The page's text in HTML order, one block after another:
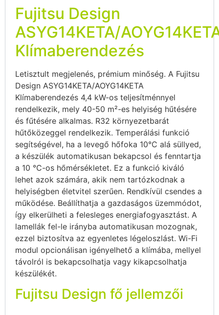
Fujitsu Design
ASYG14KETA/
Klímaberendezés
Letisztult megjelenés, prémium minőség. A Fujitsu
Design ASYG14KETA/AOYG14KETA
Klímaberendezés 4,4 kW-os teljesítménnyel
rendelkezik, mely 40-50 m²-es helyiség hűtésére
és fűtésére alkalmas. R32 környezetbarát
hűtőközeggel rendelkezik. Temperálási funkció
segítségével, ha a levegő hőfoka 10°C alá süllyed,
a készülék automatikusan bekapcsol és fenntartja
a 10 °C-os hőmérsékletet. Ez a funkció kiváló
lehet azok számára, akik nem tartózkodnak a
helyiségben életvitel szerűen. Rendkívül csendes a
működése. Beállíthatja a gazdaságos üzemmódot,
így elkerülheti a felesleges energiafogyasztást. A
lamellák fel-le irányba automatikusan mozognak,
ezzel biztosítva az egyenletes légeloszlást. Wi-Fi
modul opcionálisan igényelhető a klímába, mellyel
távolról is bekapcsolhatja vagy kikapcsolhatja
készülékét.
Fujitsu Design fő jellemzői